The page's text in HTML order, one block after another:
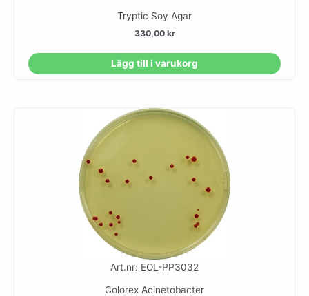
Tryptic Soy Agar
330,00 kr
Lägg till i varukorg
Art.nr: EOL-PP3032
Colorex Acinetobacter